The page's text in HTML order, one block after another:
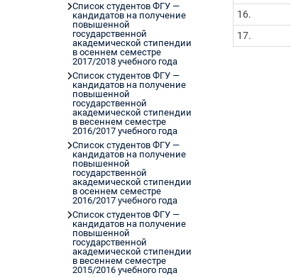
16.
17.
Список студентов ФГУ —
кандидатов на получение
повышенной
государственной
академической стипендии
в осеннем семестре
2017/2018 учебного года
Список студентов ФГУ —
кандидатов на получение
повышенной
государственной
академической стипендии
в весеннем семестре
2016/2017 учебного года
Список студентов ФГУ —
кандидатов на получение
повышенной
государственной
академической стипендии
в осеннем семестре
2016/2017 учебного года
Список студентов ФГУ —
кандидатов на получение
повышенной
государственной
академической стипендии
в весеннем семестре
2015/2016 учебного года